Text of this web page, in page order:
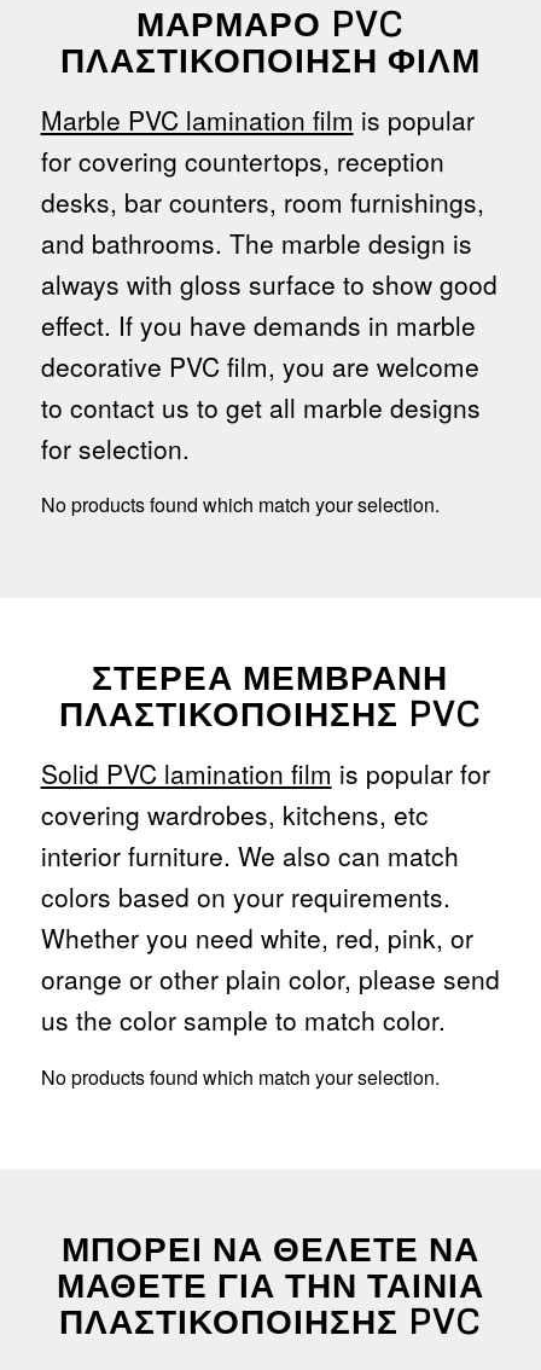
ΜΆΡΜΑΡΟ PVC
ΠΛΑΣΤΙΚΟΠΟΊΗΣΗ ΦΙΛΜ
Marble PVC lamination film is popular
for covering countertops, reception
desks, bar counters, room furnishings,
and bathrooms. The marble design is
always with gloss surface to show good
effect. If you have demands in marble
decorative PVC film, you are welcome
to contact us to get all marble designs
for selection.
No products found which match your selection.
ΣΤΕΡΕΆ ΜΕΜΒΡΆΝΗ
ΠΛΑΣΤΙΚΟΠΟΊΗΣΗΣ PVC
Solid PVC lamination film is popular for
covering wardrobes, kitchens, etc
interior furniture. We also can match
colors based on your requirements.
Whether you need white, red, pink, or
orange or other plain color, please send
us the color sample to match color.
No products found which match your selection.
ΜΠΟΡΕΊ ΝΑ ΘΈΛΕΤΕ ΝΑ
ΜΆΘΕΤΕ ΓΙΑ ΤΗΝ ΤΑΙΝΊΑ
ΠΛΑΣΤΙΚΟΠΟΊΗΣΗΣ PVC